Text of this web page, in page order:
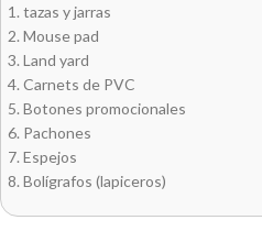
tazas y jarras
Mouse pad
Land yard
Carnets de PVC
Botones promocionales
Pachones
Espejos
Bolígrafos (lapiceros)